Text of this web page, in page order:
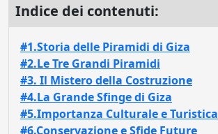
Indice dei contenuti:
#1.Storia delle Piramidi di Giza
#2.Le Tre Grandi Piramidi
#3. Il Mistero della Costruzione
#4.La Grande Sfinge di Giza
#5.Importanza Culturale e Turistica
#6.Conservazione e Sfide Future